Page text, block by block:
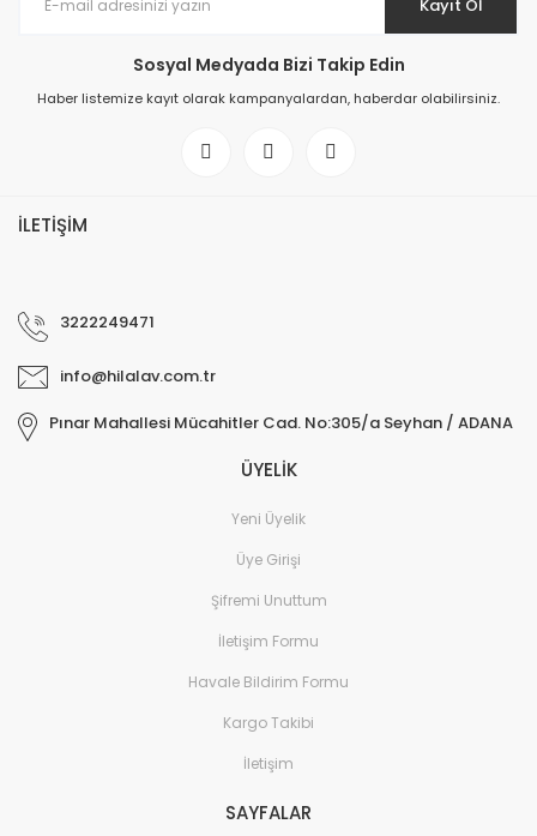
Kayıt Ol
Sosyal Medyada Bizi Takip Edin
Haber listemize kayıt olarak kampanyalardan, haberdar olabilirsiniz.
İLETİŞİM
3222249471
info@hilalav.com.tr
Pınar Mahallesi Mücahitler Cad. No:305/a Seyhan / ADANA
ÜYELİK
Yeni Üyelik
Üye Girişi
Şifremi Unuttum
İletişim Formu
Havale Bildirim Formu
Kargo Takibi
İletişim
SAYFALAR